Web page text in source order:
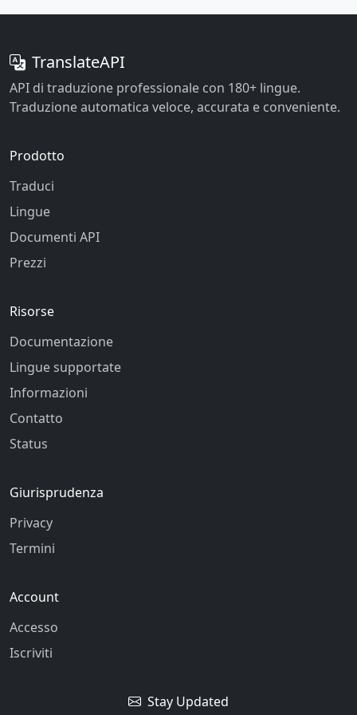
TranslateAPI
API di traduzione professionale con 180+ lingue.
Traduzione automatica veloce, accurata e conveniente.
Prodotto
Traduci
Lingue
Documenti API
Prezzi
Risorse
Documentazione
Lingue supportate
Informazioni
Contatto
Status
Giurisprudenza
Privacy
Termini
Account
Accesso
Iscriviti
Stay Updated